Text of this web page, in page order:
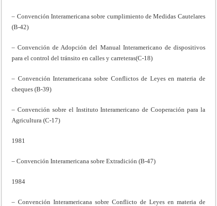
– Convención Interamericana sobre cumplimiento de Medidas Cautelares
(B-42)
– Convención de Adopción del Manual Interamericano de dispositivos
para el control del tránsito en calles y carreteras(C-18)
– Convención Interamericana sobre Conflictos de Leyes en materia de
cheques (B-39)
– Convención sobre el Instituto Interamericano de Cooperación para la
Agricultura (C-17)
1981
– Convención Interamericana sobre Extradición (B-47)
1984
– Convención Interamericana sobre Conflicto de Leyes en materia de